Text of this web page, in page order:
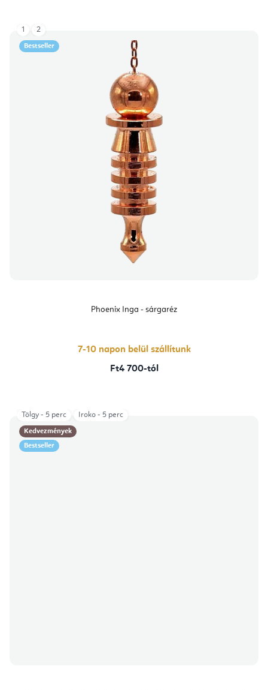
Bestseller
Phoenix Inga - sárgaréz
7-10 napon belül szállítunk
Ft4 700-tól
1 2
Kedvezmények
Bestseller
Tölgy - 5 perc Iroko - 5 perc